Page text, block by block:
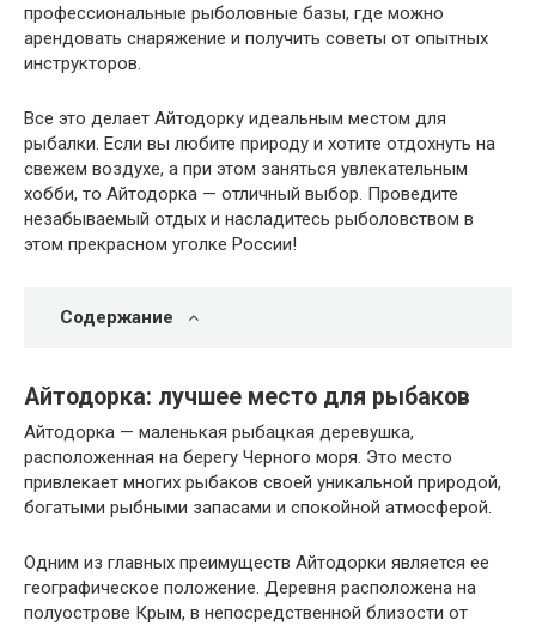
профессиональные рыболовные базы, где можно
арендовать снаряжение и получить советы от опытных
инструкторов.
Все это делает Айтодорку идеальным местом для
рыбалки. Если вы любите природу и хотите отдохнуть на
свежем воздухе, а при этом заняться увлекательным
хобби, то Айтодорка — отличный выбор. Проведите
незабываемый отдых и насладитесь рыболовством в
этом прекрасном уголке России!
Содержание
Айтодорка: лучшее место для рыбаков
Айтодорка — маленькая рыбацкая деревушка,
расположенная на берегу Черного моря. Это место
привлекает многих рыбаков своей уникальной природой,
богатыми рыбными запасами и спокойной атмосферой.
Одним из главных преимуществ Айтодорки является ее
географическое положение. Деревня расположена на
полуострове Крым, в непосредственной близости от